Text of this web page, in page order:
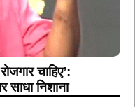
चाहिए’:
साधा निशाना